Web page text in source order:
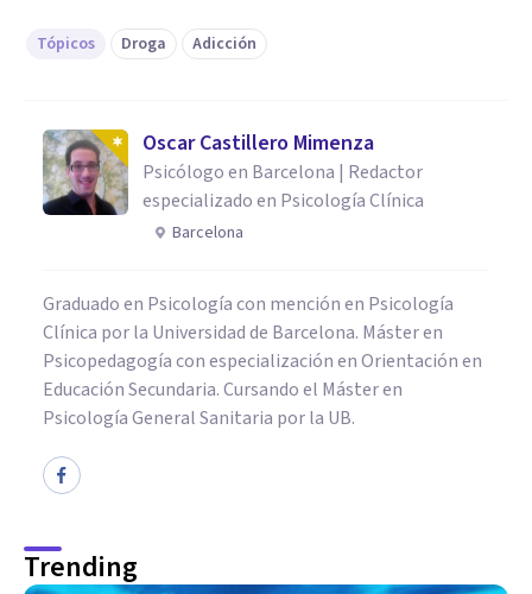
Tópicos Droga Adicción
Oscar Castillero Mimenza
Psicólogo en Barcelona | Redactor
especializado en Psicología Clínica
Barcelona
Graduado en Psicología con mención en Psicología
Clínica por la Universidad de Barcelona. Máster en
Psicopedagogía con especialización en Orientación en
Educación Secundaria. Cursando el Máster en
Psicología General Sanitaria por la UB.
Trending